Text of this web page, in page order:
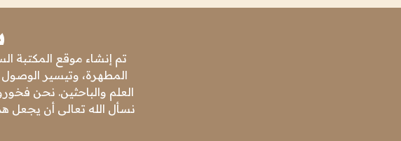
تم إنشاء موقع المكتبة
المطهرة، وتيسير الوصول
العلم والباحثين. نحن
نسأل الله تعالى أن يجعل